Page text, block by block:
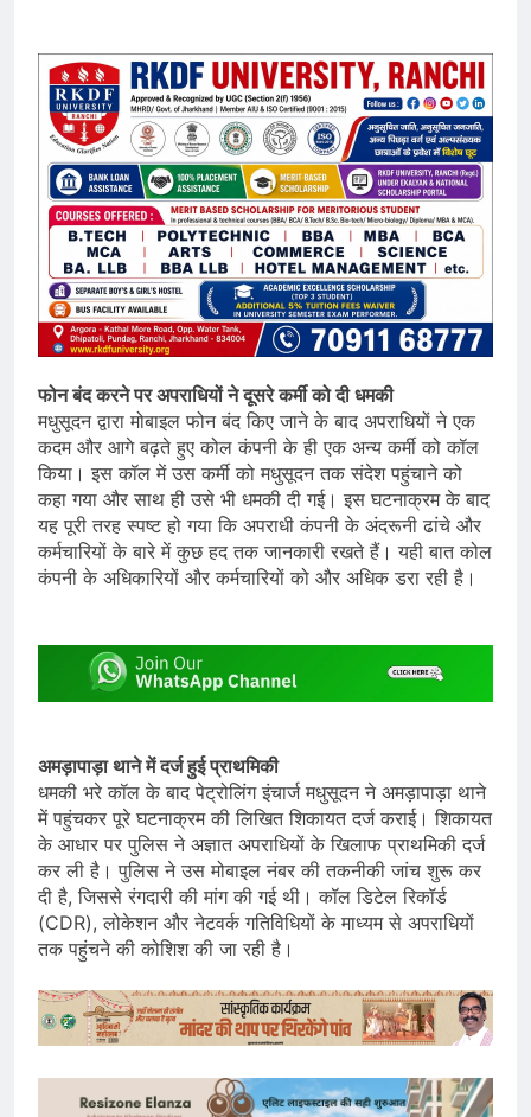
फोन बंद करने पर अपराधियों ने दूसरे कर्मी को दी धमकी
मधुसूदन द्वारा मोबाइल फोन बंद किए जाने के बाद अपराधियों ने एक
कदम और आगे बढ़ते हुए कोल कंपनी के ही एक अन्य कर्मी को कॉल
किया। इस कॉल में उस कर्मी को मधुसूदन तक संदेश पहुंचाने को
कहा गया और साथ ही उसे भी धमकी दी गई। इस घटनाक्रम के बाद
यह पूरी तरह स्पष्ट हो गया कि अपराधी कंपनी के अंदरूनी ढांचे और
कर्मचारियों के बारे में कुछ हद तक जानकारी रखते हैं। यही बात कोल
कंपनी के अधिकारियों और कर्मचारियों को और अधिक डरा रही है।
अमड़ापाड़ा थाने में दर्ज हुई प्राथमिकी
धमकी भरे कॉल के बाद पेट्रोलिंग इंचार्ज मधुसूदन ने अमड़ापाड़ा थाने
में पहुंचकर पूरे घटनाक्रम की लिखित शिकायत दर्ज कराई। शिकायत
के आधार पर पुलिस ने अज्ञात अपराधियों के खिलाफ प्राथमिकी दर्ज
कर ली है। पुलिस ने उस मोबाइल नंबर की तकनीकी जांच शुरू कर
दी है, जिससे रंगदारी की मांग की गई थी। कॉल डिटेल रिकॉर्ड
(CDR), लोकेशन और नेटवर्क गतिविधियों के माध्यम से अपराधियों
तक पहुंचने की कोशिश की जा रही है।